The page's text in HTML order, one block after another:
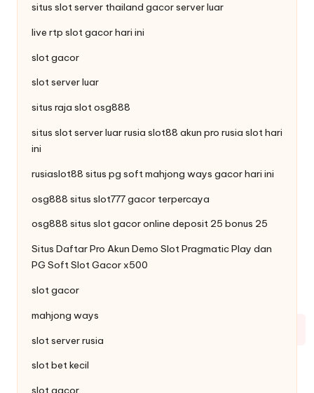
situs slot server thailand gacor server luar
live rtp slotgacor hari ini
slot gacor
slot server luar
situs raja slotosg888
situs slot server luar rusia slot88 akun pro rusia slot hari
ini
rusiaslot88 situs pg softmahjong ways gacor hari ini
osg888 situs slot777gacor terpercaya
osg888 situs slot gacor online deposit 25 bonus 25
Situs Daftar Pro Akun Demo SlotPragmatic Play dan
PG Soft Slot Gacor x500
slot gacor
mahjong ways
slot server rusia
slot bet kecil
slot gacor